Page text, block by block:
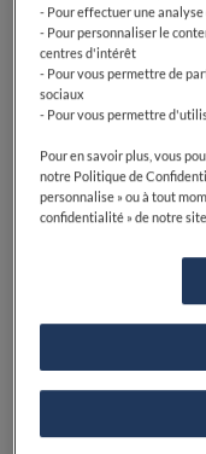
40 Rue Richer75009
OPEN VOIR
VOIR SUR LA
Cocktails
Bec sucré
Parfait pour le
Parfait pour le Brunch
- Pour effectuer une
- Pour personnaliser le
centres d'intérêt
- Pour vous permettre de
sociaux
- Pour vous permettre
Pour en savoir plus, vous
notre Politique de
personnalise » ou à tout
confidentialité » de notre